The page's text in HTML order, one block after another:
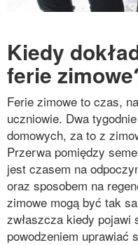
Kiedy
ferie
Ferie zimowe to czas,
uczniowie. Dwa
domowych, za to z
Przerwa pomiędzy
jest czasem na
oraz sposobem na
zimowe mogą być tak
zwłaszcza kiedy pojawi
powodzeniem uprawiać